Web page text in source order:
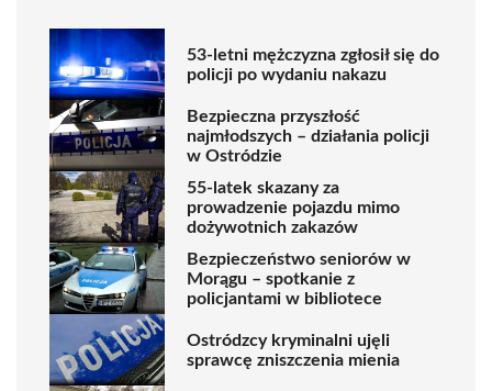
53-letni mężczyzna zgłosił się do
policji po wydaniu nakazu
Bezpieczna przyszłość
najmłodszych – działania policji
w Ostródzie
55-latek skazany za
prowadzenie pojazdu mimo
dożywotnich zakazów
Bezpieczeństwo seniorów w
Morągu – spotkanie z
policjantami w bibliotece
Ostródzcy kryminalni ujęli
sprawcę zniszczenia mienia